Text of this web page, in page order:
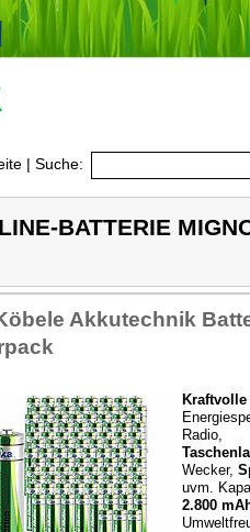
| Suche:
BATTERIE
Akkutechnik
Kraftvolle
Radio,
Wecker,
uvm.
2.800